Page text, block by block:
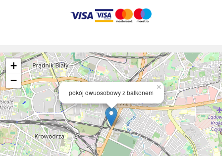
pokój dwuosobowy z balkonem
×
+
−